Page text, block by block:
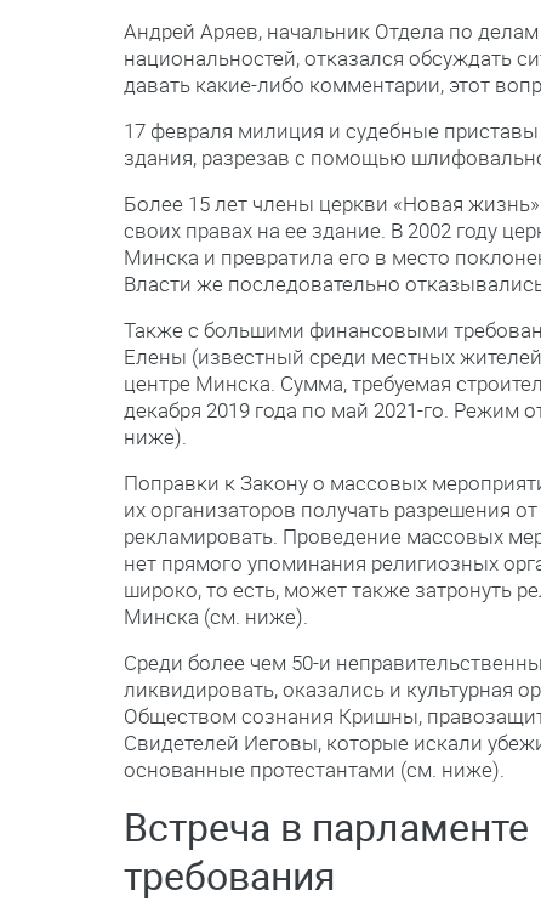
Андрей Аряев, начальник Отдела по
национальностей, отказался обсуждать
давать какие-либо комментарии, этот
17 февраля милиция и судебные
здания, разрезав с помощью
Более 15 лет члены церкви «Новая
своих правах на ее здание. В 2002 году
Минска и превратила его в место
Власти же последовательно
Также с большими финансовыми
Елены (известный среди местных
центре Минска. Сумма, требуемая
декабря 2019 года по май 2021-го. Режим
ниже).
Поправки к Закону о массовых
их организаторов получать разрешения
рекламировать. Проведение массовых
нет прямого упоминания религиозных
широко, то есть, может также затронуть
Минска (см. ниже).
Среди более чем 50-и
ликвидировать, оказались и культурная
Обществом сознания Кришны,
Свидетелей Иеговы, которые искали
основанные протестантами (см. ниже).
Встреча в
требования